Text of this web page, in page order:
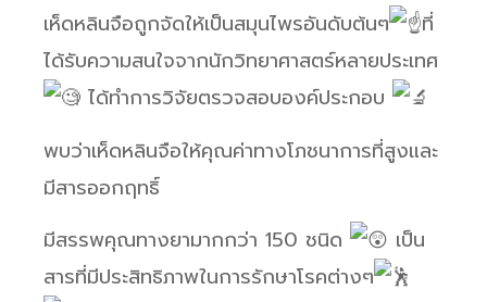
เห็ดหลินจือถูกจัดให้เป็นสมุนไพรอันดับต้นๆ
ที่
ได้รับความสนใจจากนักวิทยาศาสตร์หลายประเทศ
ได้ทำการวิจัยตรวจสอบองค์ประกอบ
พบว่าเห็ดหลินจือให้คุณค่าทางโภชนาการที่สูงและ
มีสารออกฤทธิ์
มีสรรพคุณทางยามากกว่า 150 ชนิด
เป็น
สารที่มีประสิทธิภาพในการรักษาโรคต่างๆ